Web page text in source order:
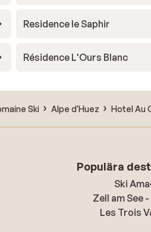
Residence le Saphir
Résidence L'Ours Blanc
Ski Alpe d'Huez Hotel Au
Populära
Ski
Zell am See
Les Trois